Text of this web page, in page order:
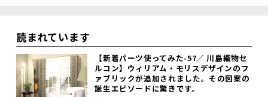
読まれています
【新着パーツ使ってみた-57／ 川島織物セ
ルコン】ウィリアム・モリスデザインのフ
ァブリックが追加されました。その図案の
誕生エピソードに驚きです。